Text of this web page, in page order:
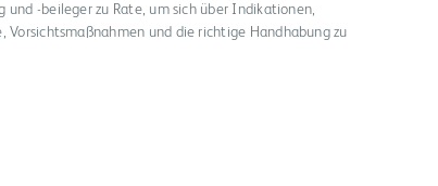
und -beileger zu Rate, um sich über Indikationen,
Vorsichtsmaßnahmen und die richtige Handhabung zu